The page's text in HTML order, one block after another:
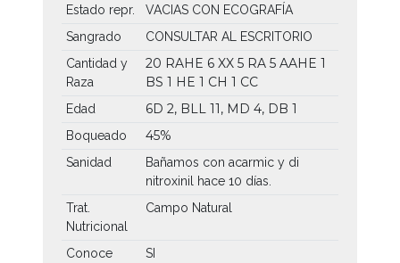
Estado repr.
VACIAS CON ECOGRAFÍA
Sangrado
CONSULTAR AL ESCRITORIO
Cantidad y
Raza
20 RAHE 6 XX 5 RA 5 AAHE 1
BS 1 HE 1 CH 1 CC
Edad 6D 2, BLL 11, MD 4, DB 1
Boqueado 45%
Sanidad
Bañamos con acarmic y di
nitroxinil hace 10 días.
Trat.
Nutricional
Campo Natural
Conoce
SI